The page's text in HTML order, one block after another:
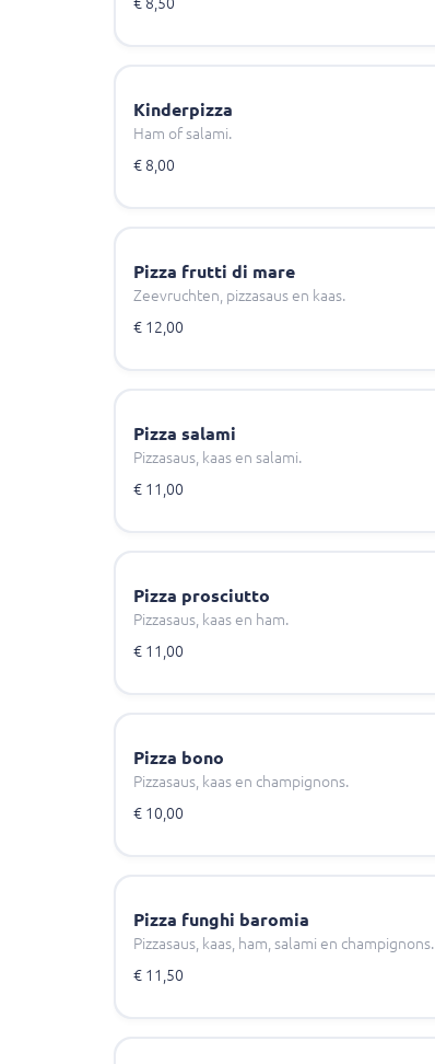
Kinderpizza
Ham of salami.
€ 8,00
Pizza frutti di mare
Zeevruchten, pizzasaus en kaas.
€ 12,00
Pizza salami
Pizzasaus, kaas en salami.
€ 11,00
Pizza prosciutto
Pizzasaus, kaas en ham.
€ 11,00
Pizza bono
Pizzasaus, kaas en champignons.
€ 10,00
Pizza funghi baromia
Pizzasaus, kaas, ham, salami en champignons.
€ 11,50